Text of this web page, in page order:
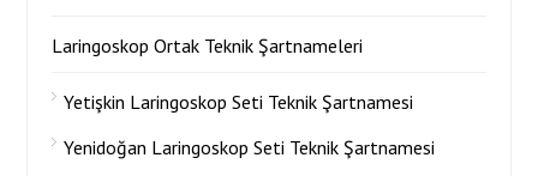
Laringoskop Ortak Teknik Şartnameleri
Yetişkin Laringoskop Seti Teknik Şartnamesi
Yenidoğan Laringoskop Seti Teknik Şartnamesi